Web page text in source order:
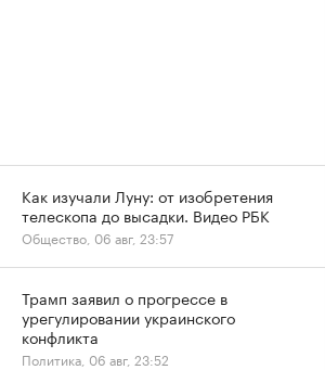
Как изучали Луну: от изобретения
телескопа до высадки. Видео РБК
Общество, 06 авг, 23:57
Трамп заявил о прогрессе в
урегулировании украинского
конфликта
Политика, 06 авг, 23:52